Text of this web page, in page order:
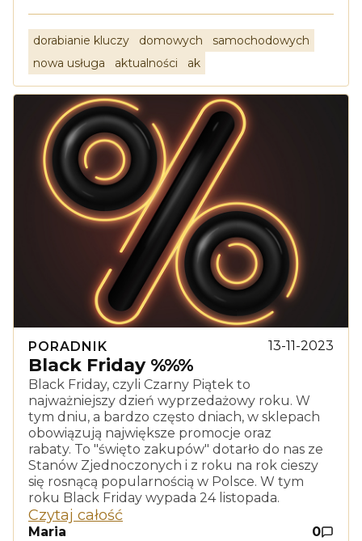
dorabianie kluczy domowych
samochodowych
nowa usługa
aktualności ak
PORADNIK 13-11-2023
Black Friday %%%
Black Friday, czyli Czarny Piątek to
najważniejszy dzień wyprzedażowy roku. W
tym dniu, a bardzo często dniach, w sklepach
obowiązują największe promocje oraz
rabaty. To "święto zakupów" dotarło do nas ze
Stanów Zjednoczonych i z roku na rok cieszy
się rosnącą popularnością w Polsce. W tym
roku Black Friday wypada 24 listopada.
Czytaj całość
Maria 0